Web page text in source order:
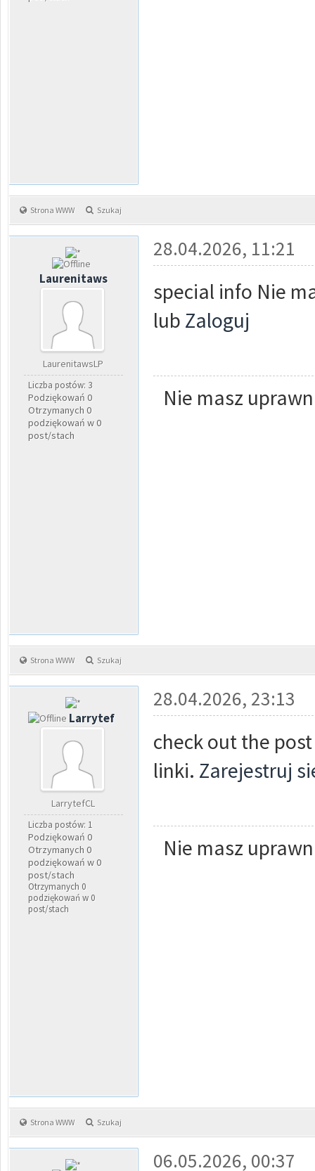
Strona WWW Szukaj
Laurenitaws
LaurenitawsLP
Liczba postów: 3
Podziękowań 0
Otrzymanych 0
podziękowań w 0
post/stach
28.04.2026, 11:21
special info Nie
lub Zaloguj
Nie masz
Strona WWW Szukaj
Larrytef
LarrytefCL
Liczba postów: 1
Podziękowań 0
Otrzymanych 0
podziękowań w 0
post/stach
Otrzymanych 0
podziękowań w 0
post/stach
28.04.2026, 23:13
check out the
linki. Zarejestruj
Nie masz
Strona WWW Szukaj
06.05.2026, 00:37